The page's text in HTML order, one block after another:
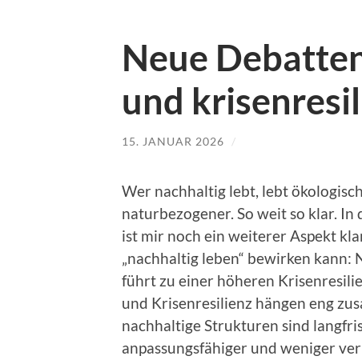
Neue
und
15. JANUAR 2026 /
Wer nachhaltig lebt, lebt
naturbezogener. So weit so klar. In
ist mir noch ein weiterer Aspekt
„nachhaltig leben“ bewirken kann:
führt zu einer höheren
und Krisenresilienz hängen eng
nachhaltige Strukturen sind
anpassungsfähiger und weniger